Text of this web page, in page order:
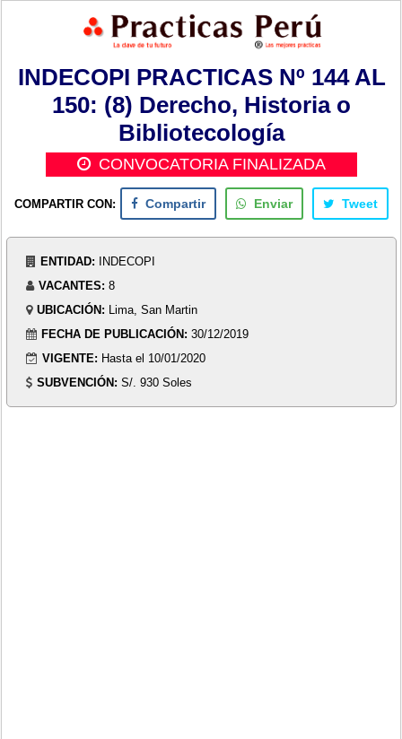
INDECOPI PRACTICAS Nº 144 AL
150: (8) Derecho, Historia o
Bibliotecología
CONVOCATORIA FINALIZADA
COMPARTIR CON: Compartir Enviar Tweet
ENTIDAD:
INDECOPI
VACANTES: 8
UBICACIÓN:
Lima, San Martin
FECHA DE PUBLICACIÓN: 30/12/2019
VIGENTE: Hasta el 10/01/2020
SUBVENCIÓN: S/. 930 Soles